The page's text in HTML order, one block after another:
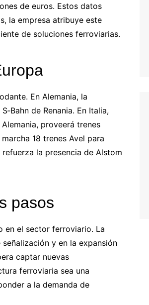
de euros. Estos datos
la empresa atribuye este
de soluciones ferroviarias.
En Alemania, la
de Renania. En Italia,
proveerá trenes
18 trenes Avel para
la presencia de Alstom
pasos
en el sector ferroviario. La
y en la expansión
captar nuevas
ferroviaria sea una
a la demanda de